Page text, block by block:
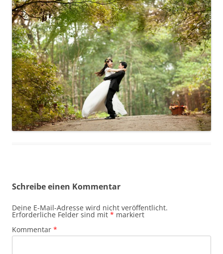
Schreibe einen Kommentar
Deine E-Mail-Adresse wird nicht veröffentlicht.
Erforderliche Felder sind mit * markiert
Kommentar *